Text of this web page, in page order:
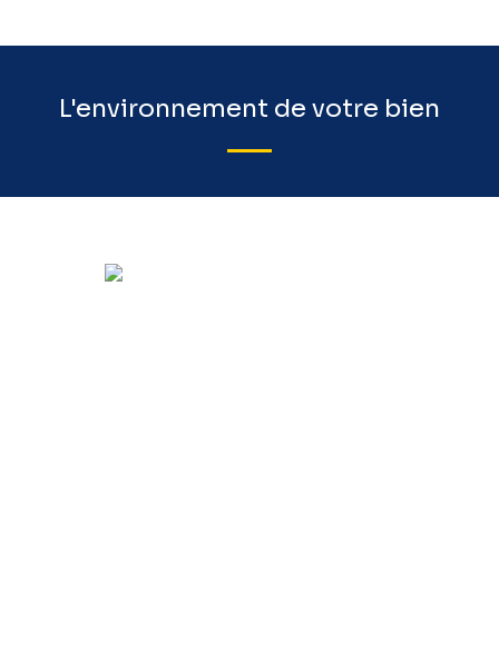
L'environnement de votre bien